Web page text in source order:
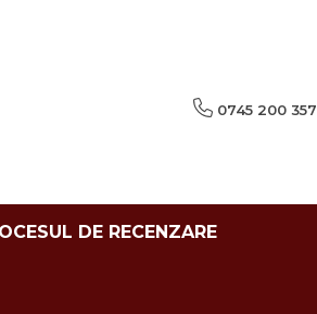
0745 200 357
DE RECENZARE